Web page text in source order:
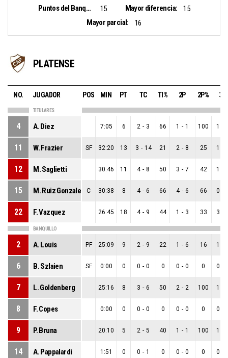
Puntos del Banquillo:
15 Mayor diferencia:
15
Mayor parcial:
16
PLATENSE
NO. JUGADOR POS MIN PT TC TI% 2P 2P% 3P
TITULARES
4 A. Diez 7:05 6 2 - 3 66 1 - 1 100 1
11 W. Frazier SF 32:20 13 3 - 14 21 2 - 8 25 1
12 M. Saglietti 30:46 11 4 - 8 50 3 - 7 42 1
15 M. Ruiz Gonzalez C 30:38 8 4 - 6 66 4 - 6 66 0
22 F. Vazquez 26:45 18 4 - 9 44 1 - 3 33 3
BANQUILLO
2 A. Louis PF 25:09 9 2 - 9 22 1 - 6 16 1
6 B. Szlaien SF 0:00 0 0 - 0 0 0 - 0 0 0
7 L. Goldenberg 25:16 8 3 - 6 50 2 - 2 100 1
8 F. Copes 0:00 0 0 - 0 0 0 - 0 0 0
9 P. Bruna 20:10 5 2 - 5 40 1 - 1 100 1
14 A. Pappalardi 1:51 0 0 - 1 0 0 - 0 0 0